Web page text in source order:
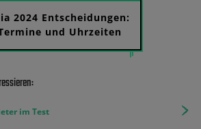
2024 Entscheidungen:
und Uhrzeiten
im Test